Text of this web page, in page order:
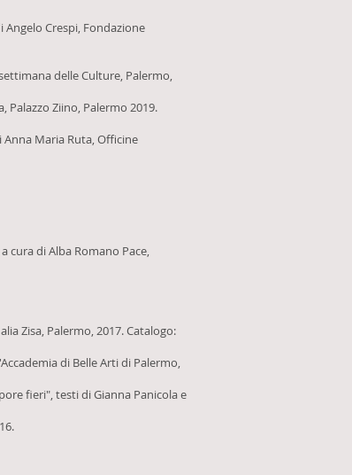
Crespi, Fondazione
delle Culture, Palermo,
Palazzo Ziino, Palermo 2019.
Anna Maria Ruta, Officine
cura di Alba Romano Pace,
Zisa, Palermo, 2017. Catalogo:
di Belle Arti di Palermo,
fieri", testi di Gianna Panicola e